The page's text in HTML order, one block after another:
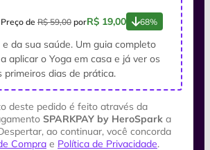
Preço de R$ 59,00 porR$ 19,00 68%
e da sua saúde. Um guia completo
aplicar o Yoga em casa e já ver os
primeiros dias de prática.
deste pedido é feito através da
SPARKPAY by HeroSpark a
ao continuar, você concorda
Compra e Política de Privacidade.